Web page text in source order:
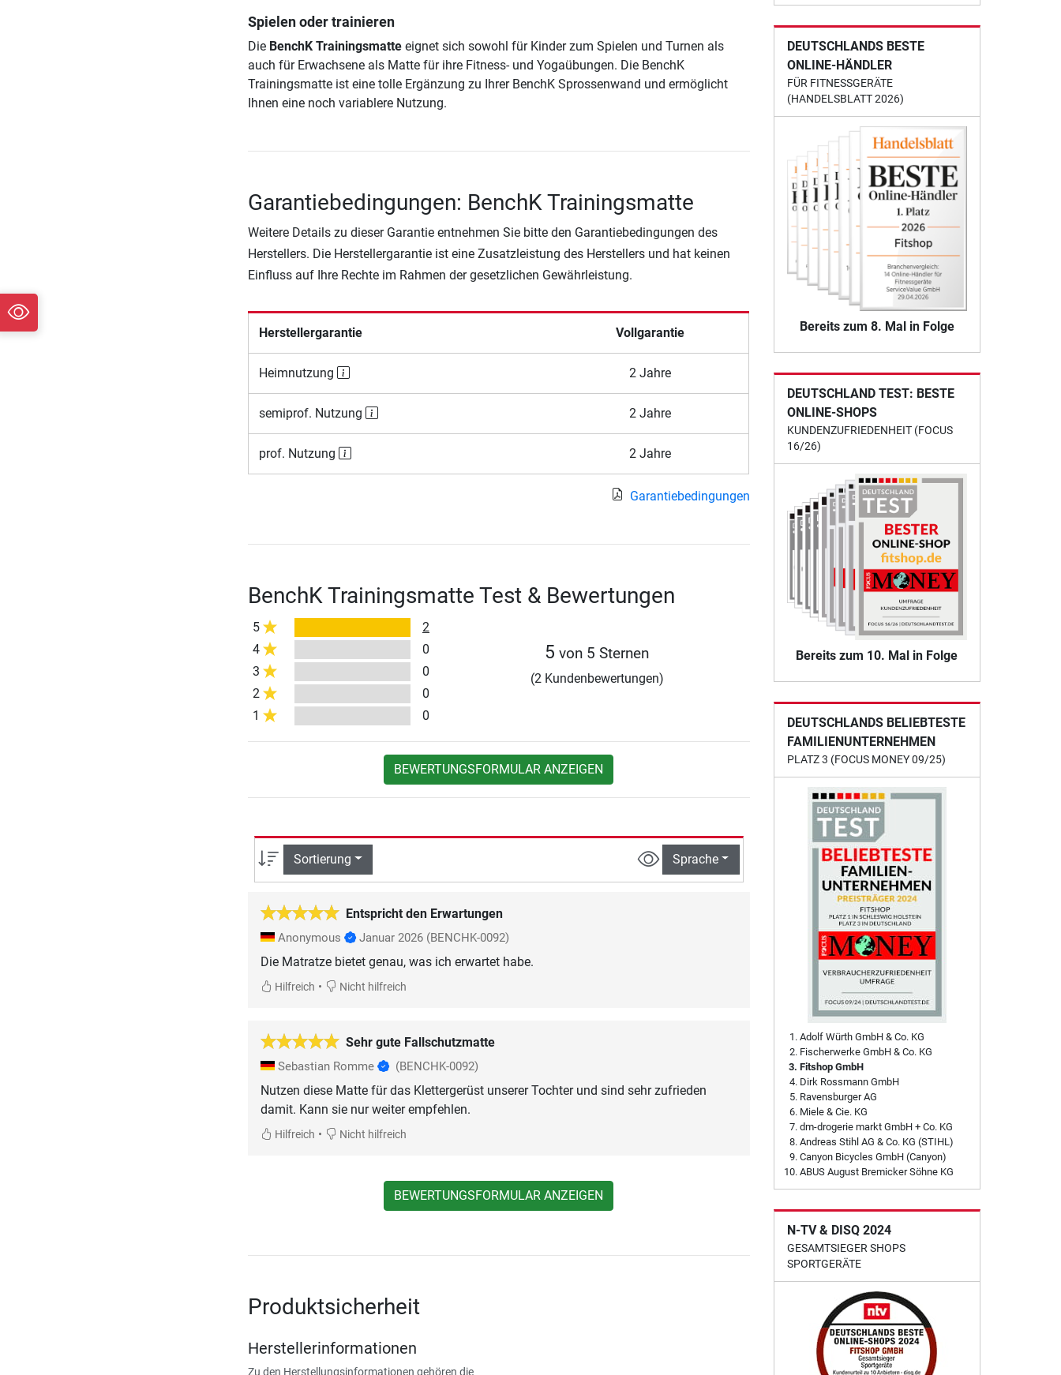
Spielen oder trainieren
Die BenchK Trainingsmatteeignet sich sowohl für Kinder zum Spielen und Turnen als
auch für Erwachsene als Matte für ihre Fitness- und Yogaübungen. Die BenchK
Trainingsmatte ist eine tolle Ergänzung zu Ihrer BenchK Sprossenwand und ermöglicht
Ihnen eine noch variablere Nutzung.
Garantiebedingungen: BenchK Trainingsmatte
Weitere Details zu dieser Garantie entnehmen Sie bitte den Garantiebedingungen des
Herstellers. Die Herstellergarantie ist eine Zusatzleistung des Herstellers und hat keinen
Einfluss auf Ihre Rechte im Rahmen der gesetzlichen Gewährleistung.
Herstellergarantie Vollgarantie
Heimnutzung 2 Jahre
semiprof. Nutzung 2 Jahre
prof. Nutzung 2 Jahre
Garantiebedingungen
BenchK Trainingsmatte Test & Bewertungen
5
2
4
0
3
0
2
0
1
0
5 von 5 Sternen
(2 Kundenbewertungen)
BEWERTUNGSFORMULAR ANZEIGEN
Sortierung Sprache
Entspricht den Erwartungen
Anonymous Januar 2026 (BENCHK-0092)
Hilfreich • Nicht hilfreich
Sehr gute Fallschutzmatte
Sebastian Romme (BENCHK-0092)
Nutzen diese Matte für das Klettergerüst unserer Tochter und sind sehr zufrieden
damit. Kann sie nur weiter empfehlen.
Hilfreich • Nicht hilfreich
BEWERTUNGSFORMULAR ANZEIGEN
Produktsicherheit
Herstellerinformationen
Zu den Herstellungsinformationen gehören die
DEUTSCHLANDS BESTE
ONLINE-HÄNDLER
FÜR FITNESSGERÄTE
(HANDELSBLATT 2026)
Bereits zum 8. Mal in Folge
DEUTSCHLAND TEST: BESTE
ONLINE-SHOPS
KUNDENZUFRIEDENHEIT (FOCUS
16/26)
Bereits zum 10. Mal in Folge
DEUTSCHLANDS BELIEBTESTE
FAMILIENUNTERNEHMEN
PLATZ 3 (FOCUS MONEY 09/25)
Adolf Würth GmbH & Co. KG
Fischerwerke GmbH & Co. KG
Fitshop GmbH
Dirk Rossmann GmbH
Ravensburger AG
Miele & Cie. KG
dm-drogerie markt GmbH + Co. KG
Andreas Stihl AG & Co. KG (STIHL)
Canyon Bicycles GmbH (Canyon)
ABUS August Bremicker Söhne KG
N-TV & DISQ 2024
GESAMTSIEGER SHOPS
SPORTGERÄTE